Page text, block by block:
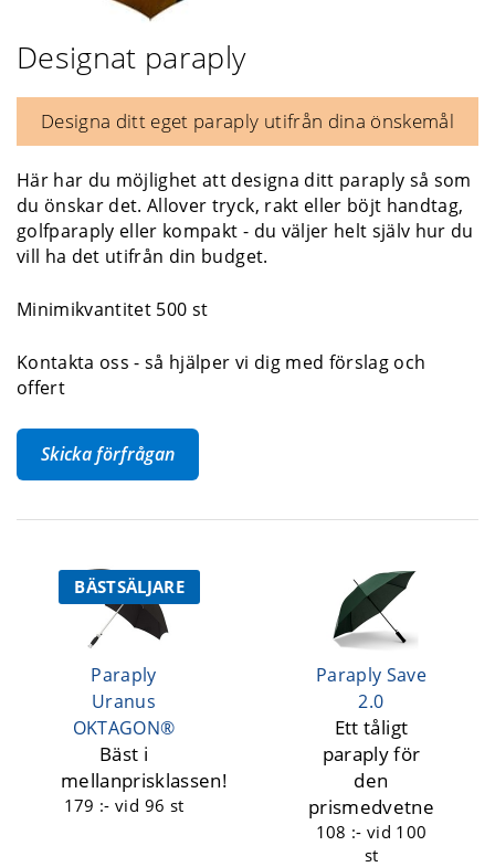
Designat paraply
Designa ditt eget paraply utifrån dina önskemål
Här har du möjlighet att designa ditt paraply så som
du önskar det. Allover tryck, rakt eller böjt handtag,
golfparaply eller kompakt - du väljer helt själv hur du
vill ha det utifrån din budget.
Minimikvantitet 500 st
Kontakta oss - så hjälper vi dig med förslag och
offert
Skicka förfrågan
BÄSTSÄLJARE
Paraply
Uranus
OKTAGON®
Bäst i
mellanprisklassen!
179 :-vid 96 st
Paraply Save
2.0
Ett tåligt
paraply för
den
prismedvetne
108 :- vid 100
st